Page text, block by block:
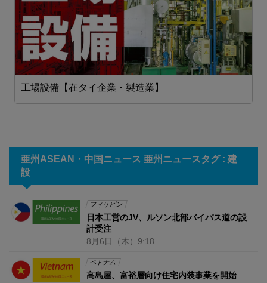
工場設備【在タイ企業・製造業】
亜州ASEAN・中国ニュース 亜州ニュースタグ : 建
設
フィリピン
日本工営のJV、ルソン北部バイパス道の設
計受注
8月6日 （木） 9:18
ベトナム
高島屋、富裕層向け住宅内装事業を開始